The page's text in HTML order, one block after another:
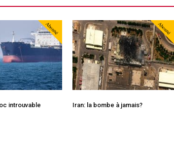
Abonné
introuvable
Abonné
Iran: la bombe à jamais?